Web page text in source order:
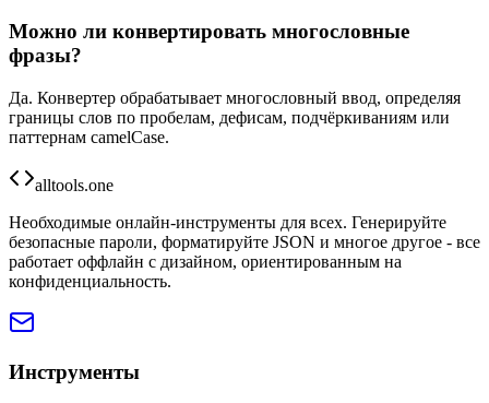
Можно ли конвертировать многословные
фразы?
Да. Конвертер обрабатывает многословный ввод, определяя
границы слов по пробелам, дефисам, подчёркиваниям или
паттернам camelCase.
alltools.one
Необходимые онлайн-инструменты для всех. Генерируйте
безопасные пароли, форматируйте JSON и многое другое - все
работает оффлайн с дизайном, ориентированным на
конфиденциальность.
Инструменты